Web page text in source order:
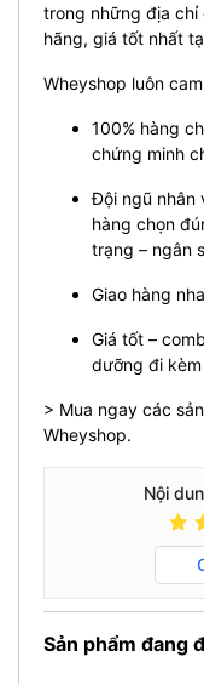
trong những địa chỉ
hãng, giá tốt nhất
Wheyshop luôn
100% hàng
chứng minh
Đội ngũ nhân
hàng chọn
trạng – ngân
Giao hàng
Giá tốt –
dưỡng đi kèm
> Mua ngay các
Wheyshop.
Nội
Sản phẩm đang